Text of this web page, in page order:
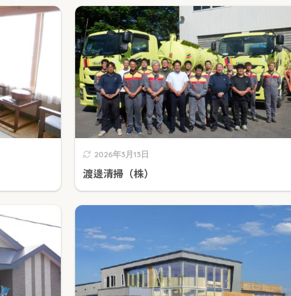
2026年3月13日
渡邊清掃（株）